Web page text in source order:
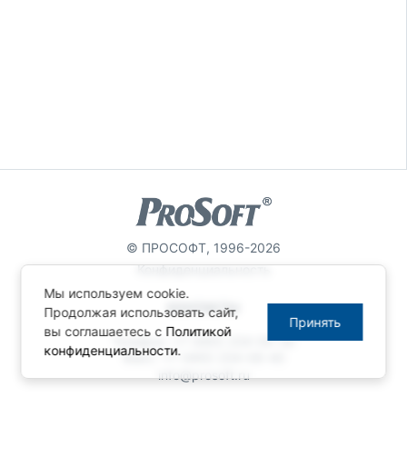
© ПРОСОФТ, 1996-2026
Конфиденциальность
КОНТАКТЫ
Телефон: +7 (495) 234-06-36
Факс: +7 (495) 234-06-40
info@prosoft.ru
Мы используем cookie.
Продолжая использовать сайт,
вы соглашаетесь с Политикой
конфиденциальности.
Принять